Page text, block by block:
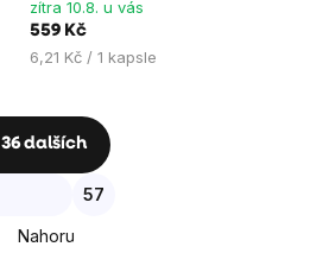
zítra 10.8. u vás
559 Kč
Měrná
6,21 Kč / 1 kapsle
Ovládací
výpisu
dalších
57
Nahoru